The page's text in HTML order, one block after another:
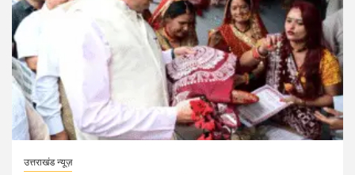
उत्तराखंड न्यूज़